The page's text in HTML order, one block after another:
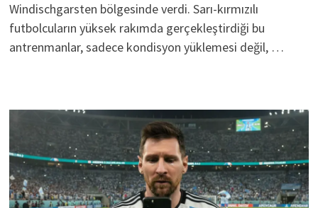
Windischgarsten bölgesinde verdi. Sarı-kırmızılı
futbolcuların yüksek rakımda gerçekleştirdiği bu
antrenmanlar, sadece kondisyon yüklemesi değil, …